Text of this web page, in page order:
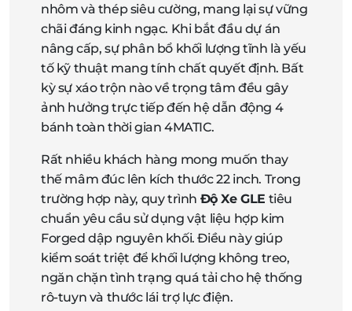
nhôm và thép siêu cường, mang lại sự vững
chãi đáng kinh ngạc. Khi bắt đầu dự án
nâng cấp, sự phân bổ khối lượng tĩnh là yếu
tố kỹ thuật mang tính chất quyết định. Bất
kỳ sự xáo trộn nào về trọng tâm đều gây
ảnh hưởng trực tiếp đến hệ dẫn động 4
bánh toàn thời gian 4MATIC.
Rất nhiều khách hàng mong muốn thay
thế mâm đúc lên kích thước 22 inch. Trong
trường hợp này, quy trình Độ Xe GLE tiêu
chuẩn yêu cầu sử dụng vật liệu hợp kim
Forged dập nguyên khối. Điều này giúp
kiểm soát triệt để khối lượng không treo,
ngăn chặn tình trạng quá tải cho hệ thống
rô-tuyn và thước lái trợ lực điện.